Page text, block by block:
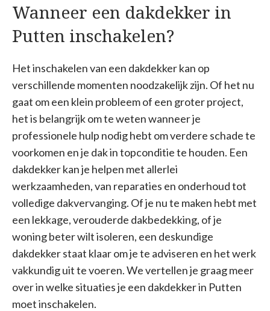
Wanneer een dakdekker in
Putten inschakelen?
Het inschakelen van een dakdekker kan op
verschillende momenten noodzakelijk zijn. Of het nu
gaat om een klein probleem of een groter project,
het is belangrijk om te weten wanneer je
professionele hulp nodig hebt om verdere schade te
voorkomen en je dak in topconditie te houden. Een
dakdekker kan je helpen met allerlei
werkzaamheden, van reparaties en onderhoud tot
volledige dakvervanging. Of je nu te maken hebt met
een lekkage, verouderde dakbedekking, of je
woning beter wilt isoleren, een deskundige
dakdekker staat klaar om je te adviseren en het werk
vakkundig uit te voeren. We vertellen je graag meer
over in welke situaties je een dakdekker in Putten
moet inschakelen.